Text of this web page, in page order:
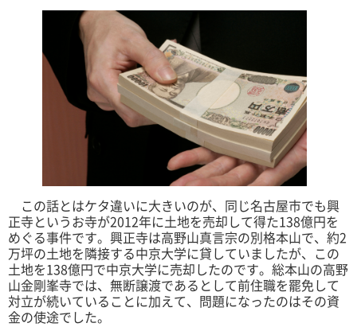
この話とはケタ違いに大きいのが、同じ名古屋市でも興
正寺というお寺が2012年に土地を売却して得た138億円を
めぐる事件です。興正寺は高野山真言宗の別格本山で、約2
万坪の土地を隣接する中京大学に貸していましたが、この
土地を138億円で中京大学に売却したのです。総本山の高野
山金剛峯寺では、無断譲渡であるとして前住職を罷免して
対立が続いていることに加えて、問題になったのはその資
金の使途でした。